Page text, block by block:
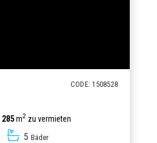
CODE: 1508528
285m2 zu vermieten
5 Bäder